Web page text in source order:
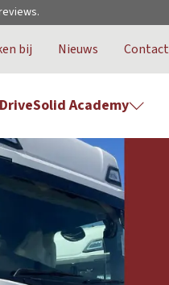
bij Nieuws Contact
DriveSolid Academy